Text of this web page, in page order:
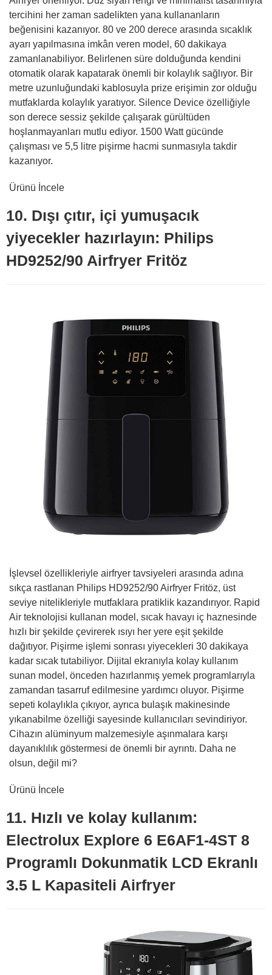
tercihini her zaman sadelikten yana kullananların
beğenisini kazanıyor. 80 ve 200 derece arasında sıcaklık
ayarı yapılmasına imkân veren model, 60 dakikaya
zamanlanabiliyor. Belirlenen süre dolduğunda kendini
otomatik olarak kapatarak önemli bir kolaylık sağlıyor. Bir
metre uzunluğundaki kablosuyla prize erişimin zor olduğu
mutfaklarda kolaylık yaratıyor. Silence Device özelliğiyle
son derece sessiz şekilde çalışarak gürültüden
hoşlanmayanları mutlu ediyor. 1500 Watt gücünde
çalışması ve 5,5 litre pişirme hacmi sunmasıyla takdir
kazanıyor.
Ürünü İncele
10. Dışı çıtır, içi yumuşacık
yiyecekler hazırlayın: Philips
HD9252/90 Airfryer Fritöz
İşlevsel özellikleriyle airfryer tavsiyeleri arasında adına
sıkça rastlanan Philips HD9252/90 Airfryer Fritöz, üst
seviye nitelikleriyle mutfaklara pratiklik kazandırıyor. Rapid
Air teknolojisi kullanan model, sıcak havayı iç haznesinde
hızlı bir şekilde çevirerek ısıyı her yere eşit şekilde
dağıtıyor. Pişirme işlemi sonrası yiyecekleri 30 dakikaya
kadar sıcak tutabiliyor. Dijital ekranıyla kolay kullanım
sunan model, önceden hazırlanmış yemek programlarıyla
zamandan tasarruf edilmesine yardımcı oluyor. Pişirme
sepeti kolaylıkla çıkıyor, ayrıca bulaşık makinesinde
yıkanabilme özelliği sayesinde kullanıcıları sevindiriyor.
Cihazın alüminyum malzemesiyle aşınmalara karşı
dayanıklılık göstermesi de önemli bir ayrıntı. Daha ne
olsun, değil mi?
Ürünü İncele
11. Hızlı ve kolay kullanım:
Electrolux Explore 6 E6AF1-4ST 8
Programlı Dokunmatik LCD Ekranlı
3.5 L Kapasiteli Airfryer